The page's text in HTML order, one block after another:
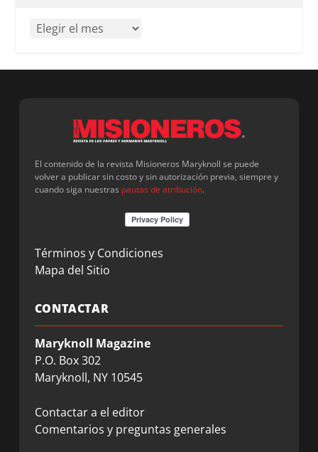
El contenido de la revista Misioneros Maryknoll se puede
volver a publicar sin costo y sin autorización previa, siempre y
cuando siga nuestras pautas de atribución.
Términos y Condiciones
Mapa del Sitio
CONTACTAR
Maryknoll Magazine
P.O. Box 302
Maryknoll, NY 10545
Contactar a el editor
Comentarios y preguntas generales